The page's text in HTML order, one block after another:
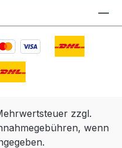
zzgl.
wenn